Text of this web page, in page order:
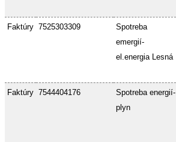
Faktúry 7525303309
Spotreba
emergií-
el.energia Lesná
Faktúry 7544404176
Spotreba energií-
plyn